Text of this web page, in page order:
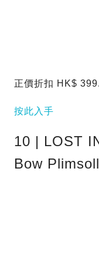
正價折扣 HK$
按此入手
10 | LOST
Bow